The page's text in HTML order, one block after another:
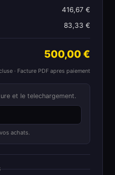
416,67 €
83,33 €
500,00 €
· Facture PDF apres paiement
et le telechargement.
achats.